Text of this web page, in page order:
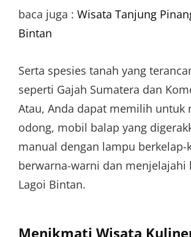
baca juga : Wisata Tanjung
Bintan
Serta spesies tanah yang
seperti Gajah Sumatera dan
Atau, Anda dapat memilih untuk
odong, mobil balap yang
manual dengan lampu berkelap-
berwarna-warni dan menjelajahi
Lagoi Bintan.
Menikmati Wisata